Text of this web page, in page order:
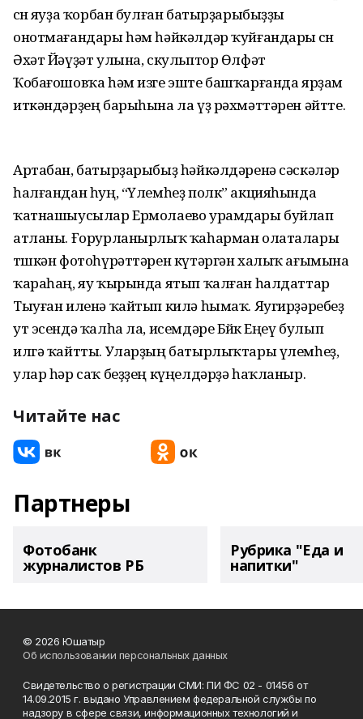
өсөн яуҙа ҡорбан булған батырҙарыбыҙҙы
онотмағандары һәм һәйкәлдәр ҡуйғандары өсөн
Әхәт Йәүҙәт улына, скульптор Өлфәт
Ҡобағошовҡа һәм изге эште башҡарғанда ярҙам
иткәндәрҙең барыһына ла үҙ рәхмәттәрен әйтте.
Артабан, батырҙарыбыҙ һәйкәлдәренә сәскәләр
һалғандан һуң, “Үлемһеҙ полк” акцияһында
ҡатнашыусылар Ермолаево урамдары буйлап
атланы. Ғорурланырлыҡ ҡаһарман олаталары
төшкән фотоһүрәттәрен күтәргән халыҡ ағымына
ҡараһаң, яу ҡырында ятып ҡалған һалдаттар
Тыуған иленә ҡайтып килә һымаҡ. Яугирҙәребеҙ
ут эсендә ҡалһа ла, исемдәре Бөйөк Еңеү булып
илгә ҡайтты. Уларҙың батырлыҡтары үлемһеҙ,
улар һәр саҡ беҙҙең күңелдәрҙә һаҡланыр.
Читайте нас
Партнеры
Фотобанк
журналистов РБ
Рубрика "Еда и
напитки"
© 2026 Юшатыр
Об использовании персональных данных
Свидетельство о регистрации СМИ: ПИ ФС 02 - 01456 от
14.09.2015 г. выдано Управлением федеральной службы по
надзору в сфере связи, информационных технологий и